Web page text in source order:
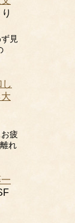
見
疲
れ